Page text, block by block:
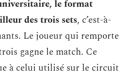
le format
des trois sets, c’est-à-
Le joueur qui remporte
gagne le match. Ce
à celui utilisé sur le circuit